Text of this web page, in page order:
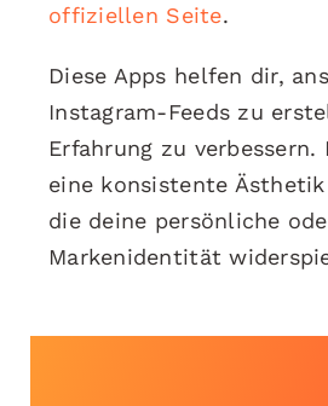
offiziellen Seite.
Diese Apps helfen dir,
Instagram-Feeds zu
Erfahrung zu verbessern.
eine konsistente
die deine persönliche
Markenidentität